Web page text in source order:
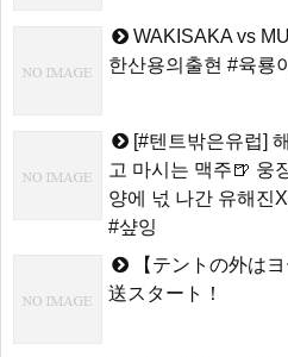
WAKISAKA vs
한산용의출현 #육룡
[#텐트밖은유럽]
고 마시는 맥주🍺 웅
양에 넋 나간 유해진
#샾잉
【テントの外は
送スタート！